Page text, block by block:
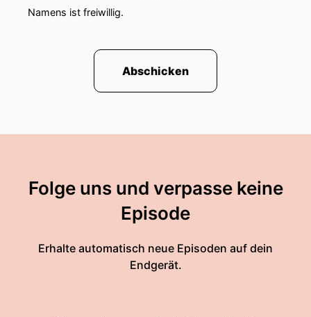
Namens ist freiwillig.
Abschicken
Folge uns und verpasse keine
Episode
Erhalte automatisch neue Episoden auf dein
Endgerät.